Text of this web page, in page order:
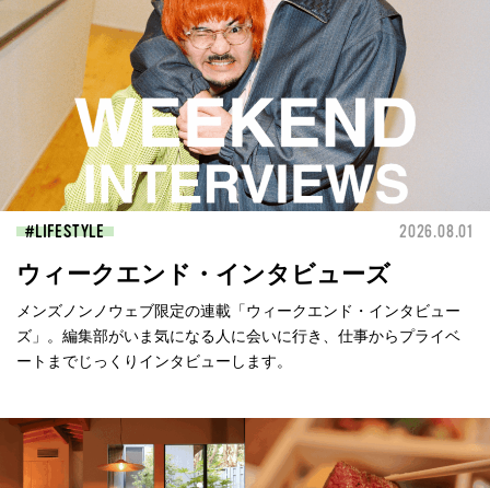
LIFESTYLE 2026.08.01
ウィークエンド・インタビューズ
メンズノンノウェブ限定の連載「ウィークエンド・インタビュー
ズ」。編集部がいま気になる人に会いに行き、仕事からプライベ
ートまでじっくりインタビューします。